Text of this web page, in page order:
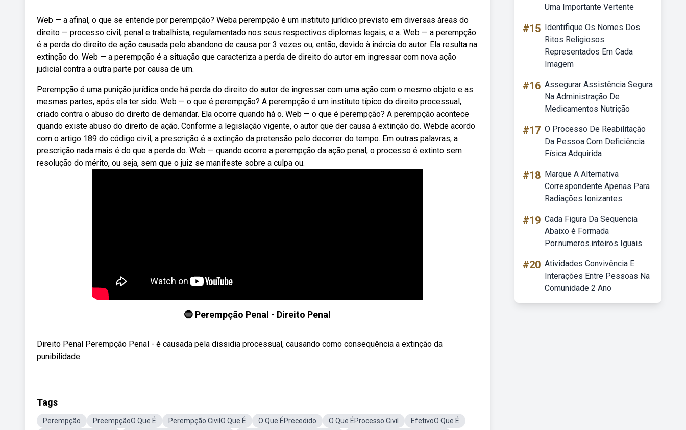
Web — a afinal, o que se entende por perempção? Weba perempção é um instituto jurídico previsto em diversas áreas do
direito — processo civil, penal e trabalhista, regulamentado nos seus respectivos diplomas legais, e a. Web — a perempção
é a perda do direito de ação causada pelo abandono de causa por 3 vezes ou, então, devido à inércia do autor. Ela resulta na
extinção do. Web — a perempção é a situação que caracteriza a perda de direito do autor em ingressar com nova ação
judicial contra a outra parte por causa de um.
Perempção é uma punição jurídica onde há perda do direito do autor de ingressar com uma ação com o mesmo objeto e as
mesmas partes, após ela ter sido. Web — o que é perempção? A perempção é um instituto típico do direito processual,
criado contra o abuso do direito de demandar. Ela ocorre quando há o. Web — o que é perempção? A perempção acontece
quando existe abuso do direito de ação. Conforme a legislação vigente, o autor que der causa à extinção do. Webde acordo
com o artigo 189 do código civil, a prescrição é a extinção da pretensão pelo decorrer do tempo. Em outras palavras, a
prescrição nada mais é do que a perda do. Web — quando ocorre a perempção da ação penal, o processo é extinto sem
resolução do mérito, ou seja, sem que o juiz se manifeste sobre a culpa ou.
🔵 Perempção Penal - Direito Penal
Direito Penal Perempção Penal - é causada pela dissidia processual, causando como consequência a extinção da
punibilidade.
Tags
Perempção PreempçãoO Que É Perempção CivilO Que É O Que ÉPrecedido O Que ÉProcesso Civil
EfetivoO Que É
Uma Importante Vertente
#15 Identifique Os Nomes Dos
Ritos Religiosos
Representados Em Cada
Imagem
#16 Assegurar Assistência Segura
Na Administração De
Medicamentos Nutrição
#17 O Processo De Reabilitação
Da Pessoa Com Deficiência
Física Adquirida
#18 Marque A Alternativa
Correspondente Apenas Para
Radiações Ionizantes.
#19 Cada Figura Da Sequencia
Abaixo é Formada
Por.numeros.inteiros Iguais
#20 Atividades Convivência E
Interações Entre Pessoas Na
Comunidade 2 Ano